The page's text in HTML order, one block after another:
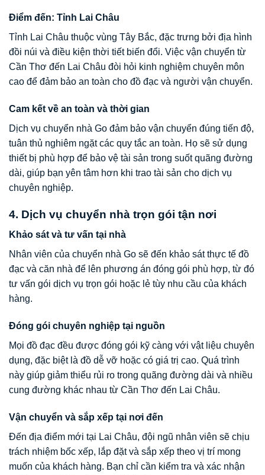
Điểm đến: Tỉnh Lai Châu
Tỉnh Lai Châu thuộc vùng Tây Bắc, đặc trưng bởi địa hình
đồi núi và điều kiện thời tiết biến đổi. Việc vận chuyển từ
Cần Thơ đến Lai Châu đòi hỏi kinh nghiệm chuyên môn
cao để đảm bảo an toàn cho đồ đạc và người vận chuyển.
Cam kết về an toàn và thời gian
Dịch vụ chuyển nhà Go đảm bảo vận chuyển đúng tiến độ,
tuân thủ nghiêm ngặt các quy tắc an toàn. Họ sẽ sử dụng
thiết bị phù hợp để bảo vệ tài sản trong suốt quãng đường
dài, giúp bạn yên tâm hơn khi trao tài sản cho dịch vụ
chuyên nghiệp.
4. Dịch vụ chuyển nhà trọn gói tận nơi
Khảo sát và tư vấn tại nhà
Nhân viên của chuyển nhà Go sẽ đến khảo sát thực tế đồ
đạc và căn nhà để lên phương án đóng gói phù hợp, từ đó
tư vấn gói dịch vụ trọn gói hoặc lẻ tùy nhu cầu của khách
hàng.
Đóng gói chuyên nghiệp tại nguồn
Mọi đồ đạc đều được đóng gói kỹ càng với vật liệu chuyên
dụng, đặc biệt là đồ dễ vỡ hoặc có giá trị cao. Quá trình
này giúp giảm thiểu rủi ro trong quãng đường dài và nhiều
cung đường khác nhau từ Cần Thơ đến Lai Châu.
Vận chuyển và sắp xếp tại nơi đến
Đến địa điểm mới tại Lai Châu, đội ngũ nhân viên sẽ chịu
trách nhiệm bốc xếp, lắp đặt và sắp xếp theo vị trí mong
muốn của khách hàng. Bạn chỉ cần kiểm tra và xác nhận